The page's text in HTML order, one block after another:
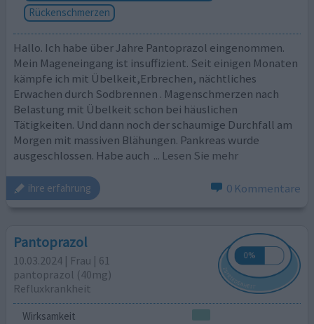
Rückenschmerzen
Hallo. Ich habe über Jahre Pantoprazol eingenommen.
Mein Mageneingang ist insuffizient. Seit einigen Monaten
kämpfe ich mit Übelkeit,Erbrechen, nächtliches
Erwachen durch Sodbrennen . Magenschmerzen nach
Belastung mit Übelkeit schon bei häuslichen
Tätigkeiten. Und dann noch der schaumige Durchfall am
Morgen mit massiven Blähungen. Pankreas wurde
ausgeschlossen. Habe auch ... Lesen Sie mehr
ihre erfahrung 0 Kommentare
Pantoprazol
10.03.2024 | Frau | 61
pantoprazol (40mg)
Refluxkrankheit
Wirksamkeit